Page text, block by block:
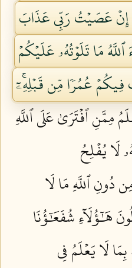
إِنۡ عَصَيۡتُ رَبِّي عَذَابَ
مَا تَلَوۡتُهُۥ عَلَيۡكُمۡ
فِيكُمۡ عُمُرٗا مِّن قَبۡلِهِۦٓۚ
مِمَّنِ ٱفۡتَرَىٰ عَلَى ٱللَّهِ
لَا يُفۡلِحُ
دُونِ ٱللَّهِ مَا لَا
هَٰٓؤُلَآءِ شُفَعَٰٓؤُنَا
لَا يَعۡلَمُ فِي